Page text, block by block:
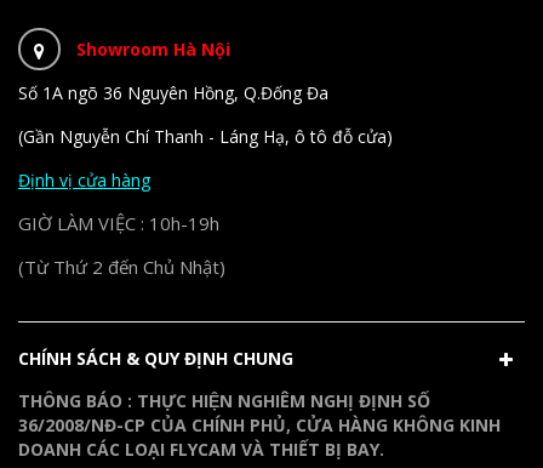
Showroom Hà Nội
Số 1A ngõ 36 Nguyên Hồng, Q.Đống Đa
(Gần Nguyễn Chí Thanh - Láng Hạ, ô tô đỗ cửa)
Định vị cửa hàng
GIỜ LÀM VIỆC : 10h-19h
(Từ Thứ 2 đến Chủ Nhật)
CHÍNH SÁCH & QUY ĐỊNH CHUNG
THÔNG BÁO : THỰC HIỆN NGHIÊM NGHỊ ĐỊNH SỐ
36/2008/NĐ-CP CỦA CHÍNH PHỦ, CỬA HÀNG KHÔNG KINH
DOANH CÁC LOẠI FLYCAM VÀ THIẾT BỊ BAY.